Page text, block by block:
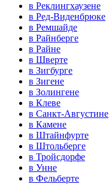
в Реклингхаузене
в Ред-Виденбрюке
в Ремшайде
в Райнберге
в Райне
в Шверте
в Зигбурге
в Зигене
в Золингене
в Клеве
в Санкт-Августине
в Камене
в Штайнфурте
в Штольберге
в Тройсдорфе
в Унне
в Фельберте